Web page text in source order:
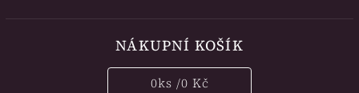
NÁKUPNÍ KOŠÍK
0ks /0 Kč